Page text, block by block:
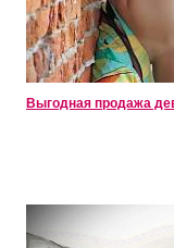
Выгодная продажа